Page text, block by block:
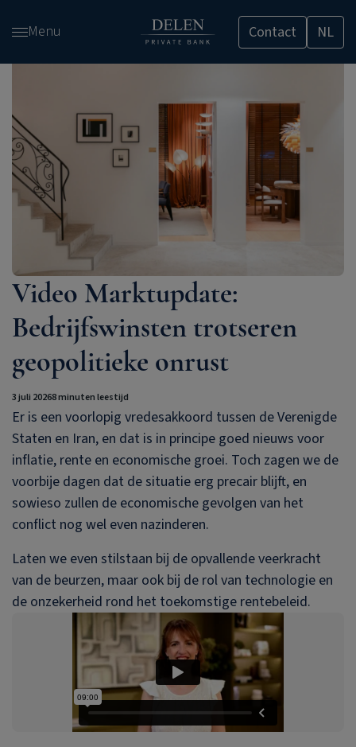
en
gaan
Menu Contact NL
Video Marktupdate:
Bedrijfswinsten trotseren
geopolitieke onrust
3 juli 20268 minuten leestijd
Er is een voorlopig vredesakkoord tussen de Verenigde
Staten en Iran, en dat is in principe goed nieuws voor
inflatie, rente en economische groei. Toch zagen we de
voorbije dagen dat de situatie erg precair blijft, en
sowieso zullen de economische gevolgen van het
conflict nog wel even nazinderen.
Laten we even stilstaan bij de opvallende veerkracht
van de beurzen, maar ook bij de rol van technologie en
de onzekerheid rond het toekomstige rentebeleid.